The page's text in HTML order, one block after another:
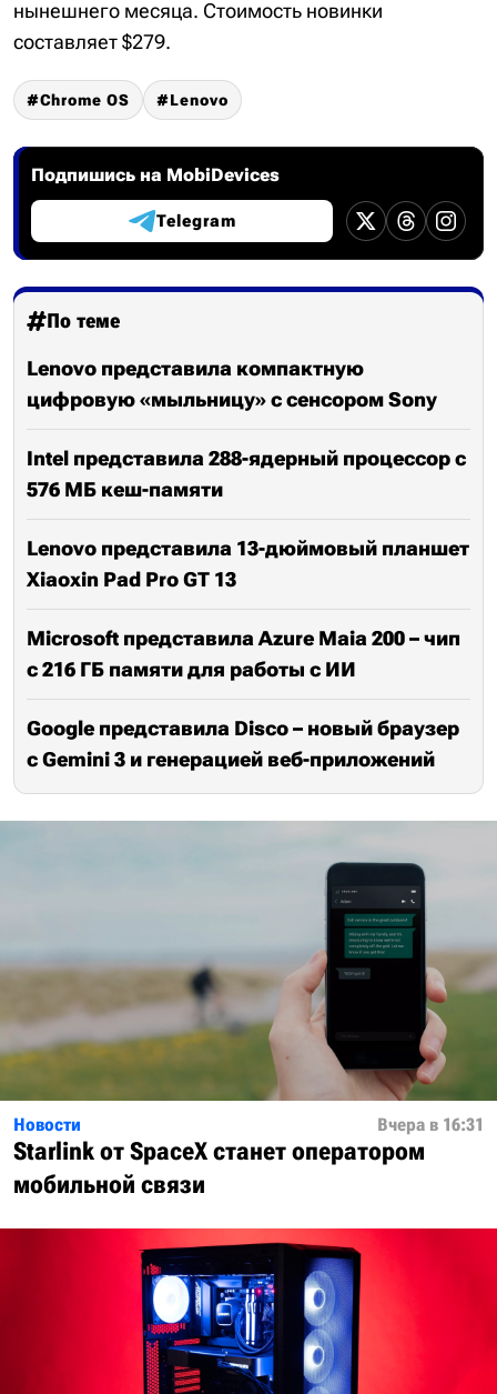
нынешнего месяца. Стоимость новинки
составляет $279.
Chrome OS Lenovo
Подпишись на MobiDevices
Telegram
По теме
Lenovo представила компактную
цифровую «мыльницу» с сенсором Sony
Intel представила 288-ядерный процессор с
576 МБ кеш-памяти
Lenovo представила 13-дюймовый планшет
Xiaoxin Pad Pro GT 13
Microsoft представила Azure Maia 200 – чип
с 216 ГБ памяти для работы с ИИ
Google представила Disco – новый браузер
с Gemini 3 и генерацией веб-приложений
Новости Вчера в 16:31
Starlink от SpaceX станет оператором
мобильной связи